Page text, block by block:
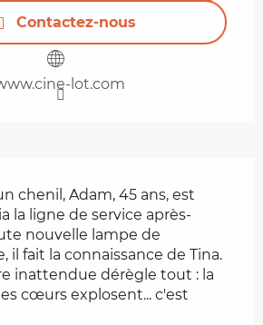
Contactez-nous
lot.com
chenil, Adam, 45 ans, est
la ligne de service après-
nouvelle lampe de
il fait la connaissance de Tina.
inattendue dérègle tout : la
cœurs explosent... c'est